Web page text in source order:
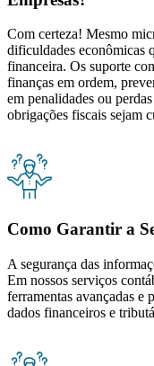
Com certeza! Mesmo
dificuldades econômicas
financeira. Os suporte
finanças em ordem,
em penalidades ou
obrigações fiscais sejam
Como Garantir a
A segurança das
Em nossos serviços
ferramentas avançadas e
dados financeiros e